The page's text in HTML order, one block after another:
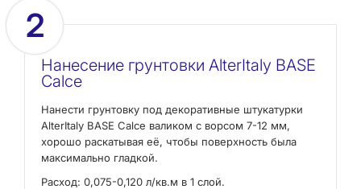
2
Нанесение грунтовки AlterItaly BASE
Calce
Нанести грунтовку под декоративные штукатурки
AlterItaly BASE Calce валиком с ворсом 7-12 мм,
хорошо раскатывая её, чтобы поверхность была
максимально гладкой.
Расход: 0,075-0,120 л/кв.м в 1 слой.